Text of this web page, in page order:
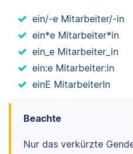
ein/-e Mitarbeiter/-in
ein*e Mitarbeiter*in
ein_e Mitarbeiter_in
ein:e Mitarbeiter:in
einE MitarbeiterIn
Beachte
Nur das verkürzte